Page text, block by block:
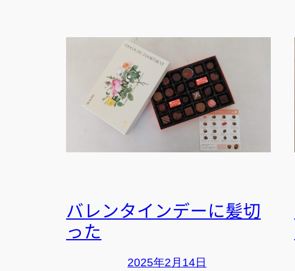
バレンタインデーに髪切
った
2025年2月14日